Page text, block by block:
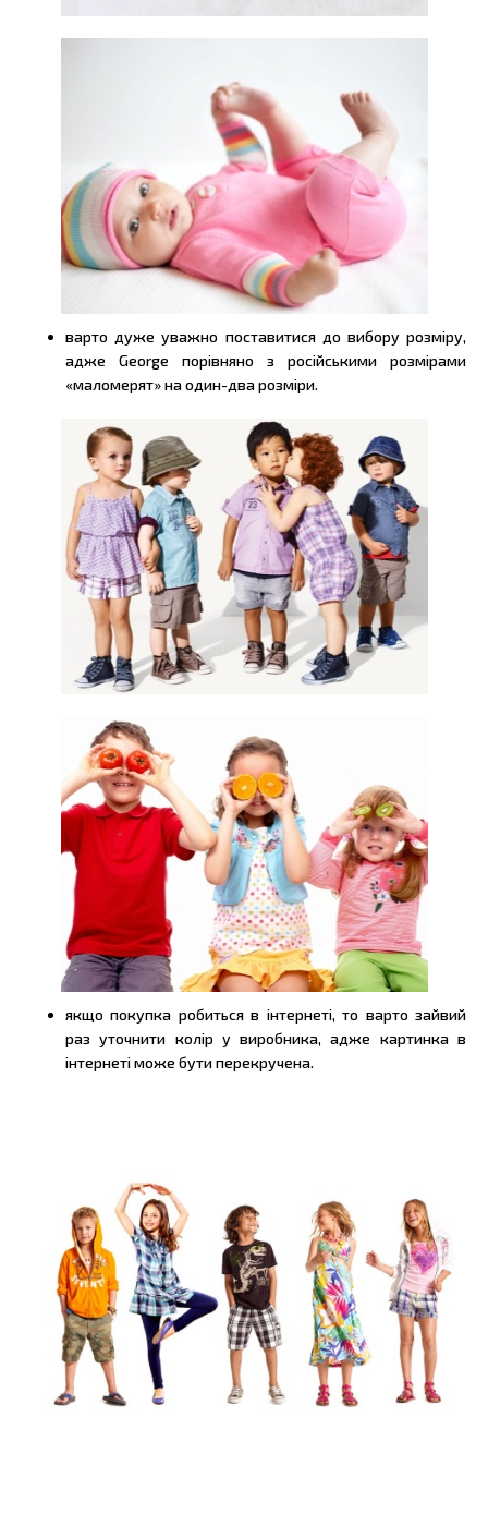
варто дуже уважно поставитися до вибору розміру,
адже George порівняно з російськими розмірами
«маломерят» на один-два розміри.
якщо покупка робиться в інтернеті, то варто зайвий
раз уточнити колір у виробника, адже картинка в
інтернеті може бути перекручена.